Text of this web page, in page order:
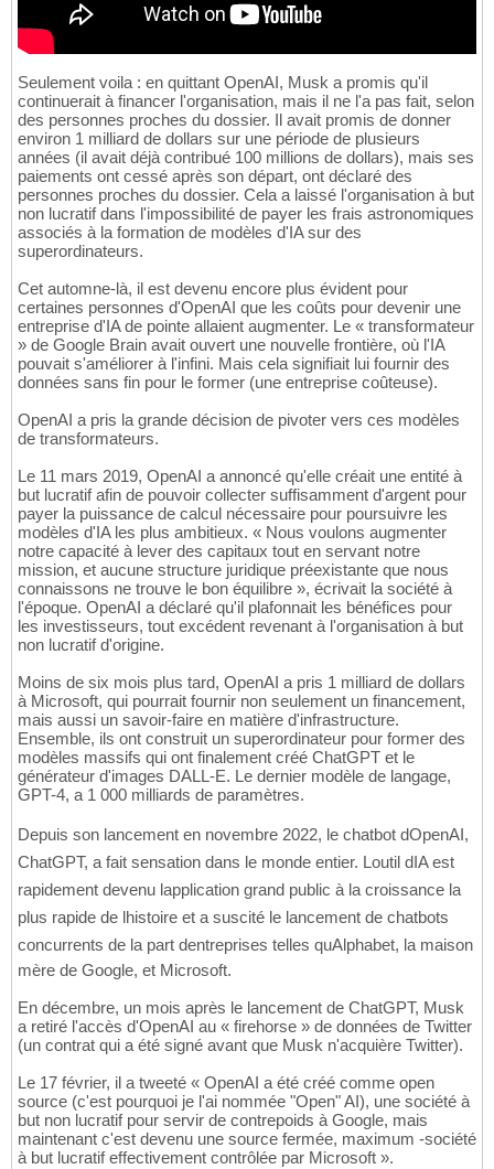
Seulement voila : en quittant OpenAI, Musk a promis qu'il
continuerait à financer l'organisation, mais il ne l'a pas fait, selon
des personnes proches du dossier. Il avait promis de donner
environ 1 milliard de dollars sur une période de plusieurs
années (il avait déjà contribué 100 millions de dollars), mais ses
paiements ont cessé après son départ, ont déclaré des
personnes proches du dossier. Cela a laissé l'organisation à but
non lucratif dans l'impossibilité de payer les frais astronomiques
associés à la formation de modèles d'IA sur des
superordinateurs.
Cet automne-là, il est devenu encore plus évident pour
certaines personnes d'OpenAI que les coûts pour devenir une
entreprise d'IA de pointe allaient augmenter. Le « transformateur
» de Google Brain avait ouvert une nouvelle frontière, où l'IA
pouvait s'améliorer à l'infini. Mais cela signifiait lui fournir des
données sans fin pour le former (une entreprise coûteuse).
OpenAI a pris la grande décision de pivoter vers ces modèles
de transformateurs.
Le 11 mars 2019, OpenAI a annoncé qu'elle créait une entité à
but lucratif afin de pouvoir collecter suffisamment d'argent pour
payer la puissance de calcul nécessaire pour poursuivre les
modèles d'IA les plus ambitieux. « Nous voulons augmenter
notre capacité à lever des capitaux tout en servant notre
mission, et aucune structure juridique préexistante que nous
connaissons ne trouve le bon équilibre », écrivait la société à
l'époque. OpenAI a déclaré qu'il plafonnait les bénéfices pour
les investisseurs, tout excédent revenant à l'organisation à but
non lucratif d'origine.
Moins de six mois plus tard, OpenAI a pris 1 milliard de dollars
à Microsoft, qui pourrait fournir non seulement un financement,
mais aussi un savoir-faire en matière d'infrastructure.
Ensemble, ils ont construit un superordinateur pour former des
modèles massifs qui ont finalement créé ChatGPT et le
générateur d'images DALL-E. Le dernier modèle de langage,
GPT-4, a 1 000 milliards de paramètres.
Depuis son lancement en novembre 2022, le chatbot dOpenAI,
ChatGPT, a fait sensation dans le monde entier. Loutil dIA est
rapidement devenu lapplication grand public à la croissance la
plus rapide de lhistoire et a suscité le lancement de chatbots
concurrents de la part dentreprises telles quAlphabet, la maison
mère de Google, et Microsoft.
En décembre, un mois après le lancement de ChatGPT, Musk
a retiré l'accès d'OpenAI au « firehorse » de données de Twitter
(un contrat qui a été signé avant que Musk n'acquière Twitter).
Le 17 février, il a tweeté « OpenAI a été créé comme open
source (c'est pourquoi je l'ai nommée "Open" AI), une société à
but non lucratif pour servir de contrepoids à Google, mais
maintenant c'est devenu une source fermée, maximum -société
à but lucratif effectivement contrôlée par Microsoft ».